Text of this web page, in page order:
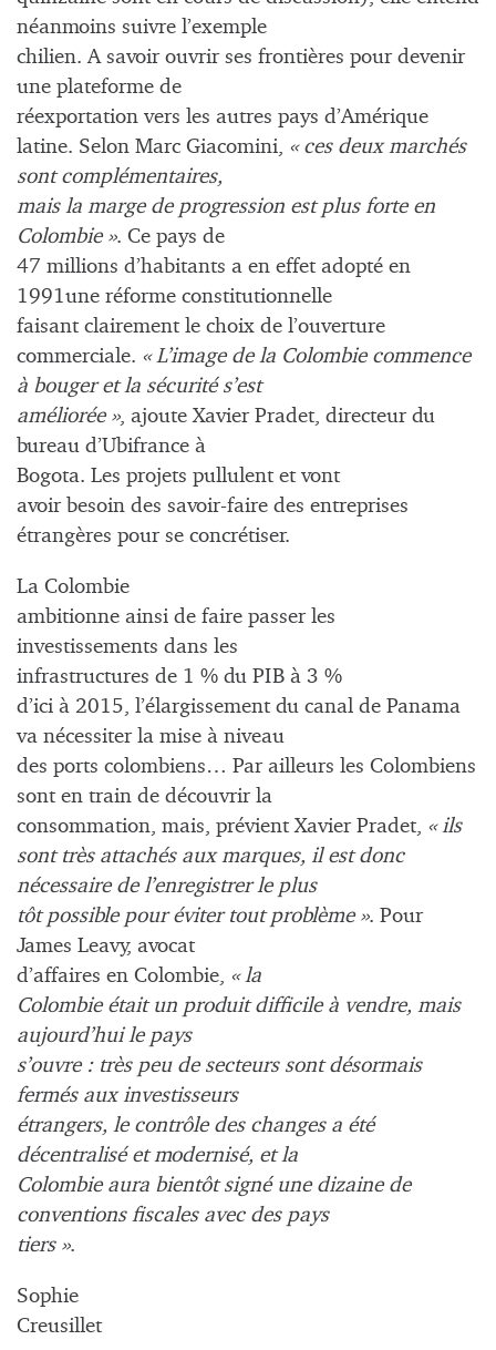
néanmoins suivre l’exemple
chilien. A savoir ouvrir ses frontières pour devenir
une plateforme de
réexportation vers les autres pays d’Amérique
latine. Selon Marc Giacomini, « ces deux marchés
sont complémentaires,
mais la marge de progression est plus forte en
Colombie ». Ce pays de
47 millions d’habitants a en effet adopté en
1991une réforme constitutionnelle
faisant clairement le choix de l’ouverture
commerciale. « L’image de la Colombie commence
à bouger et la sécurité s’est
améliorée », ajoute Xavier Pradet, directeur du
bureau d’Ubifrance à
Bogota. Les projets pullulent et vont
avoir besoin des savoir-faire des entreprises
étrangères pour se concrétiser.
La Colombie
ambitionne ainsi de faire passer les
investissements dans les
infrastructures de 1 % du PIB à 3 %
d’ici à 2015, l’élargissement du canal de Panama
va nécessiter la mise à niveau
des ports colombiens… Par ailleurs les Colombiens
sont en train de découvrir la
consommation, mais, prévient Xavier Pradet, « ils
sont très attachés aux marques, il est donc
nécessaire de l’enregistrer le plus
tôt possible pour éviter tout problème ». Pour
James Leavy, avocat
d’affaires en Colombie, « la
Colombie était un produit difficile à vendre, mais
aujourd’hui le pays
s’ouvre : très peu de secteurs sont désormais
fermés aux investisseurs
étrangers, le contrôle des changes a été
décentralisé et modernisé, et la
Colombie aura bientôt signé une dizaine de
conventions fiscales avec des pays
tiers ».
Sophie
Creusillet